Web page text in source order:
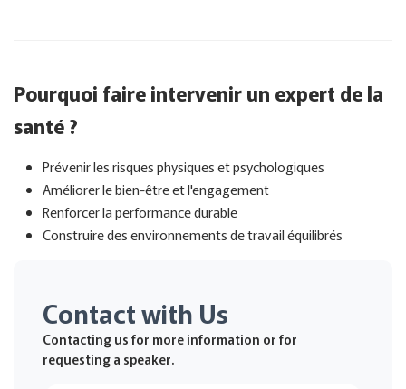
Pourquoi faire intervenir un expert de la
santé ?
Prévenir les risques physiques et psychologiques
Améliorer le bien-être et l'engagement
Renforcer la performance durable
Construire des environnements de travail équilibrés
Contact with Us
Contacting us for more information or for
requesting a speaker.